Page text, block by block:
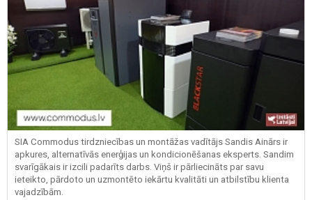
SIA Commodus tirdzniecības un montāžas vadītājs Sandis Ainārs ir
apkures, alternatīvās enerģijas un kondicionēšanas eksperts. Sandim
svarīgākais ir izcili padarīts darbs. Viņš ir pārliecināts par savu
ieteikto, pārdoto un uzmontēto iekārtu kvalitāti un atbilstību klienta
vajadzībām.